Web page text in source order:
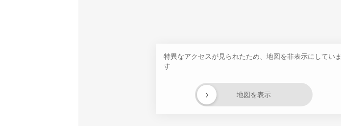
特異なアクセスが見られたため、地図を非表示にしていま
す
地図を表示
›